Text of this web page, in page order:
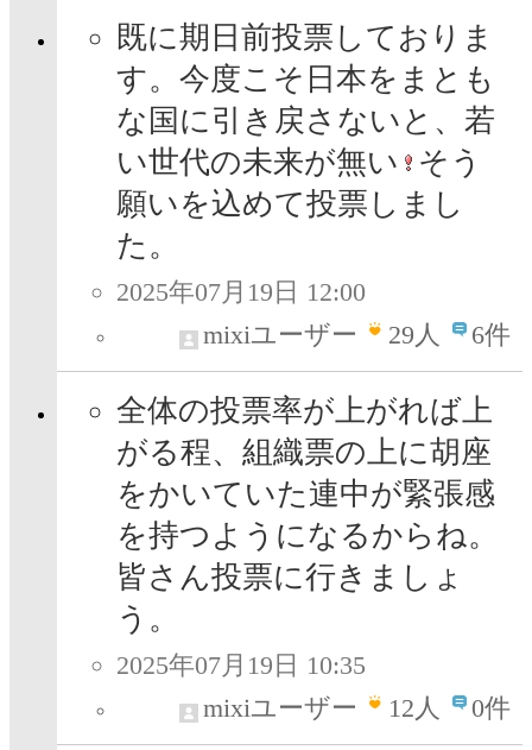
既に期日前投票しておりま
す。今度こそ日本をまとも
な国に引き戻さないと、若
い世代の未来が無い
そう
願いを込めて投票しまし
た。
2025年07月19日 12:00
mixiユーザー
29人 6件
全体の投票率が上がれば上
がる程、組織票の上に胡座
をかいていた連中が緊張感
を持つようになるからね。
皆さん投票に行きましょ
う。
2025年07月19日 10:35
mixiユーザー
12人 0件